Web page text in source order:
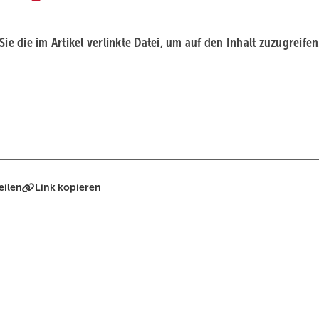
die im Artikel verlinkte Datei, um auf den Inhalt
Link kopieren